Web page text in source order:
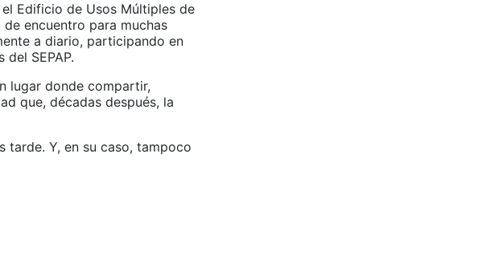
Edificio de Usos Múltiples de
encuentro para muchas
a diario, participando en
SEPAP.
lugar donde compartir,
que, décadas después, la
tarde. Y, en su caso, tampoco